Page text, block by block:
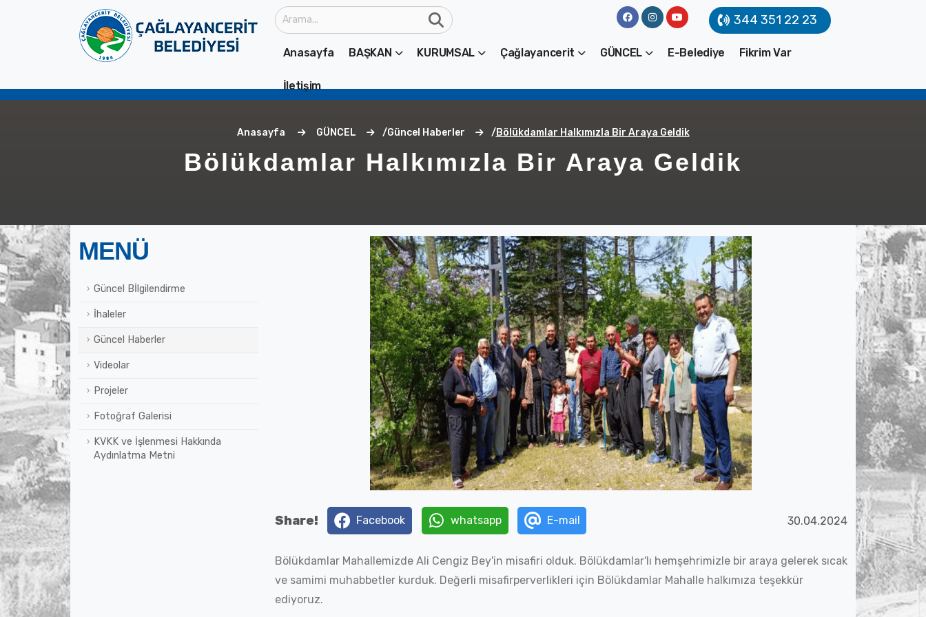
344 351 22 23
Anasayfa BAŞKAN KURUMSAL Çağlayancerit GÜNCEL E-Belediye Fikrim Var
İletişim
Anasayfa GÜNCEL Güncel Haberler Bölükdamlar Halkımızla Bir Araya Geldik
Bölükdamlar Halkımızla Bir Araya Geldik
MENÜ
Güncel Bİlgilendirme
İhaleler
Güncel Haberler
Videolar
Projeler
Fotoğraf Galerisi
KVKK ve İşlenmesi Hakkında
Aydınlatma Metni
Share! Facebook whatsapp E-mail 30.04.2024
Bölükdamlar Mahallemizde Ali Cengiz Bey'in misafiri olduk. Bölükdamlar'lı hemşehrimizle bir araya gelerek sıcak
ve samimi muhabbetler kurduk. Değerli misafirperverlikleri için Bölükdamlar Mahalle halkımıza teşekkür
ediyoruz.